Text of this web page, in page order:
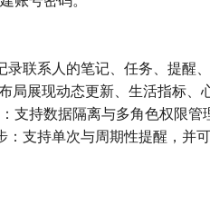
录联系人的笔记、任务、提醒
局展现动态更新、生活指标、
支持数据隔离与多角色权限
：支持单次与周期性提醒，并